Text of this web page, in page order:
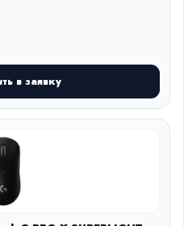
в заявку